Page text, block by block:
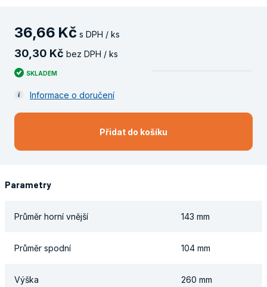
36,66 Kč s DPH / ks
30 30 Kč bez DPH / ks
SKLADEM
Informace o doručení
Přidat do košíku
Parametry
Průměr horní vnější 143 mm
Průměr spodní 104 mm
Výška 260 mm